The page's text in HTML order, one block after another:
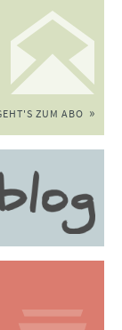
ZUM ABO